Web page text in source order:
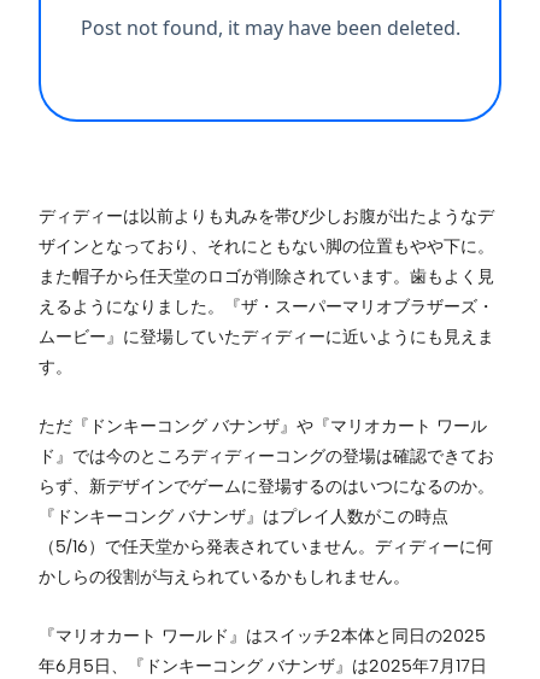
ディディーは以前よりも丸みを帯び少しお腹が出たようなデ
ザインとなっており、それにともない脚の位置もやや下に。
また帽子から任天堂のロゴが削除されています。歯もよく見
えるようになりました。『ザ・スーパーマリオブラザーズ・
ムービー』に登場していたディディーに近いようにも見えま
す。
ただ『ドンキーコング バナンザ』や『マリオカート ワール
ド』では今のところディディーコングの登場は確認できてお
らず、新デザインでゲームに登場するのはいつになるのか。
『ドンキーコング バナンザ』はプレイ人数がこの時点
（5/16）で任天堂から発表されていません。ディディーに何
かしらの役割が与えられているかもしれません。
『マリオカート ワールド』はスイッチ2本体と同日の2025
年6月5日、『ドンキーコング バナンザ』は2025年7月17日